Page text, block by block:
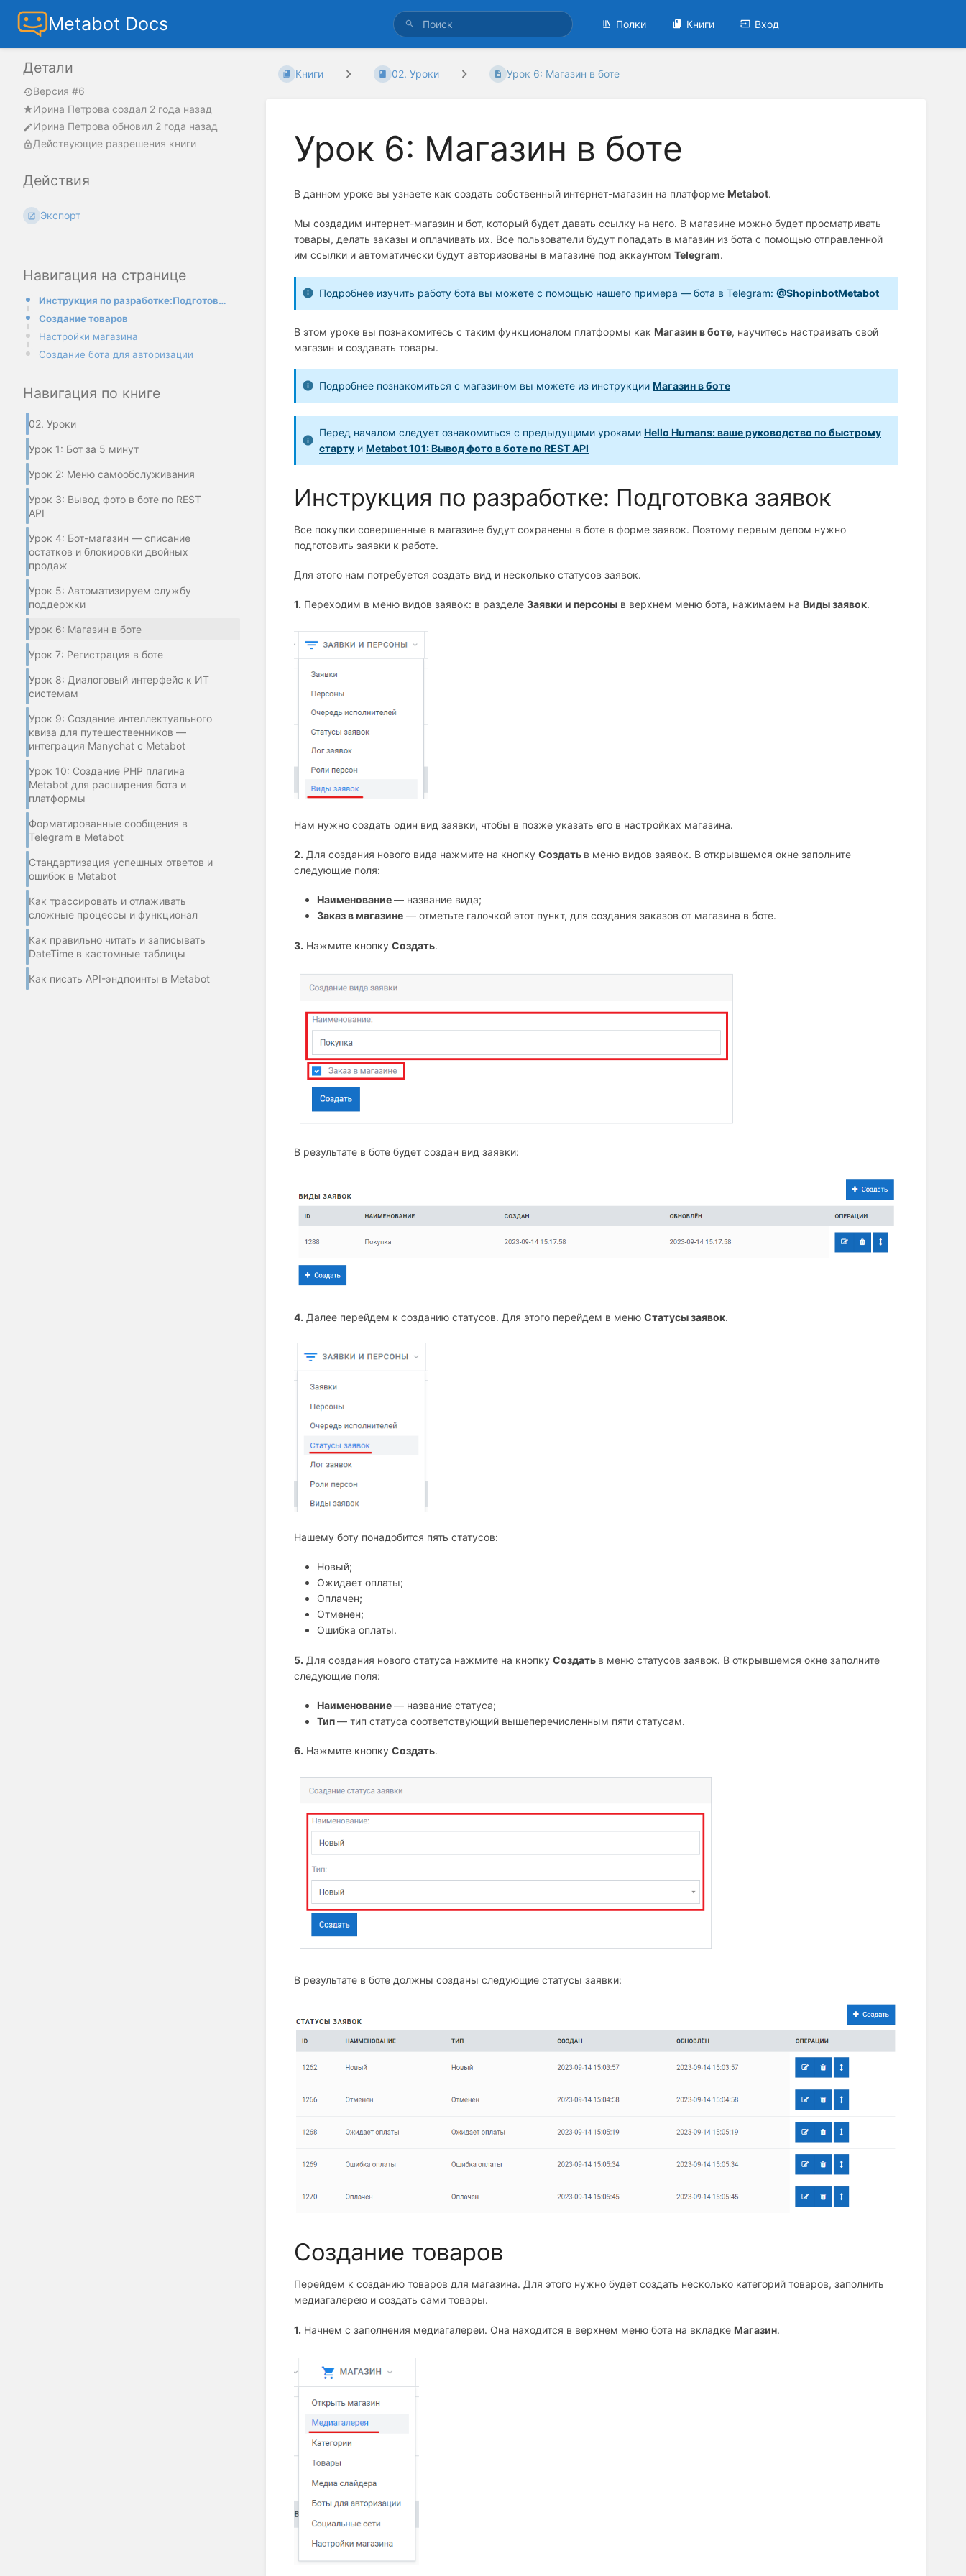
Metabot Docs Полки Книги Вход
Навигация на странице
Инструкция по разработке:Подготовка заявок
Создание товаров
Настройки магазина
Создание бота для авторизации
Навигация по книге
02. Уроки
Урок 1: Бот за 5 минут
Урок 2: Меню самообслуживания
Урок 3: Вывод фото в боте по REST
API
Урок 4: Бот-магазин — списание
остатков и блокировки двойных
продаж
Урок 5: Автоматизируем службу
поддержки
Урок 6: Магазин в боте
Урок 7: Регистрация в боте
Урок 8: Диалоговый интерфейс к ИТ
системам
Урок 9: Создание интеллектуального
квиза для путешественников —
интеграция Manychat с Metabot
Урок 10: Создание PHP плагина
Metabot для расширения бота и
платформы
Форматированные сообщения в
Telegram в Metabot
Стандартизация успешных ответов и
ошибок в Metabot
Как трассировать и отлаживать
сложные процессы и функционал
Как правильно читать и записывать
DateTime в кастомные таблицы
Как писать API-эндпоинты в Metabot
Книги 02. Уроки Урок 6: Магазин в боте
Урок 6: Магазин в боте
В данном уроке вы узнаете как создать собственный интернет-магазин на платформе Metabot.
Мы создадим интернет-магазин и бот, который будет давать ссылку на него. В магазине можно будет просматривать
товары, делать заказы и оплачивать их. Все пользователи будут попадать в магазин из бота с помощью отправленной
им ссылки и автоматически будут авторизованы в магазине под аккаунтом Telegram.
Подробнее изучить работу бота вы можете с помощью нашего примера — бота в Telegram: @ShopinbotMetabot
В этом уроке вы познакомитесь с таким функционалом платформы как Магазин в боте, научитесь настраивать свой
магазин и создавать товары.
Подробнее познакомиться с магазином вы можете из инструкции Магазин в боте
Перед началом следует ознакомиться с предыдущими уроками Hello Humans: ваше руководство по быстрому
старту и Metabot 101: Вывод фото в боте по REST API
Инструкция по разработке: Подготовка заявок
Все покупки совершенные в магазине будут сохранены в боте в форме заявок. Поэтому первым делом нужно
подготовить заявки к работе.
Для этого нам потребуется создать вид и несколько статусов заявок.
1. Переходим в меню видов заявок: в разделе Заявки и персоны в верхнем меню бота, нажимаем на Виды заявок.
Нам нужно создать один вид заявки, чтобы в позже указать его в настройках магазина.
2. Для создания нового вида нажмите на кнопку Создать в меню видов заявок. В открывшемся окне заполните
следующие поля:
Наименование— название вида;
Заказ в магазине — отметьте галочкой этот пункт, для создания заказов от магазина в боте.
3. Нажмите кнопку Создать.
В результате в боте будет создан вид заявки:
4. Далее перейдем к созданию статусов. Для этого перейдем в меню Статусы заявок.
Нашему боту понадобится пять статусов:
Новый;
Ожидает оплаты;
Оплачен;
Отменен;
Ошибка оплаты.
5. Для создания нового статуса нажмите на кнопку Создать в меню статусов заявок. В открывшемся окне заполните
следующие поля:
Наименование— название статуса;
Тип— тип статуса соответствующий вышеперечисленным пяти статусам.
6. Нажмите кнопку Создать.
В результате в боте должны созданы следующие статусы заявки:
Создание товаров
Перейдем к созданию товаров для магазина. Для этого нужно будет создать несколько категорий товаров, заполнить
медиагалерею и создать сами товары.
1. Начнем с заполнения медиагалереи. Она находится в верхнем меню бота на вкладке Магазин.
Детали
Версия #6
Ирина Петрова создал 2 года назад
Ирина Петрова обновил 2 года назад
Действующие разрешения книги
Действия
Экспорт